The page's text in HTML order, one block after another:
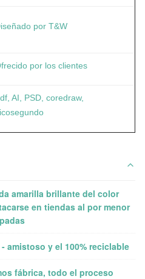
por T&W
por los clientes
AI, PSD, coredraw,
amarilla brillante del color
en tiendas al por menor
- amistoso y el 100% reciclable
fábrica, todo el proceso